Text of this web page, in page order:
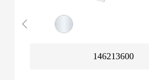
146213600